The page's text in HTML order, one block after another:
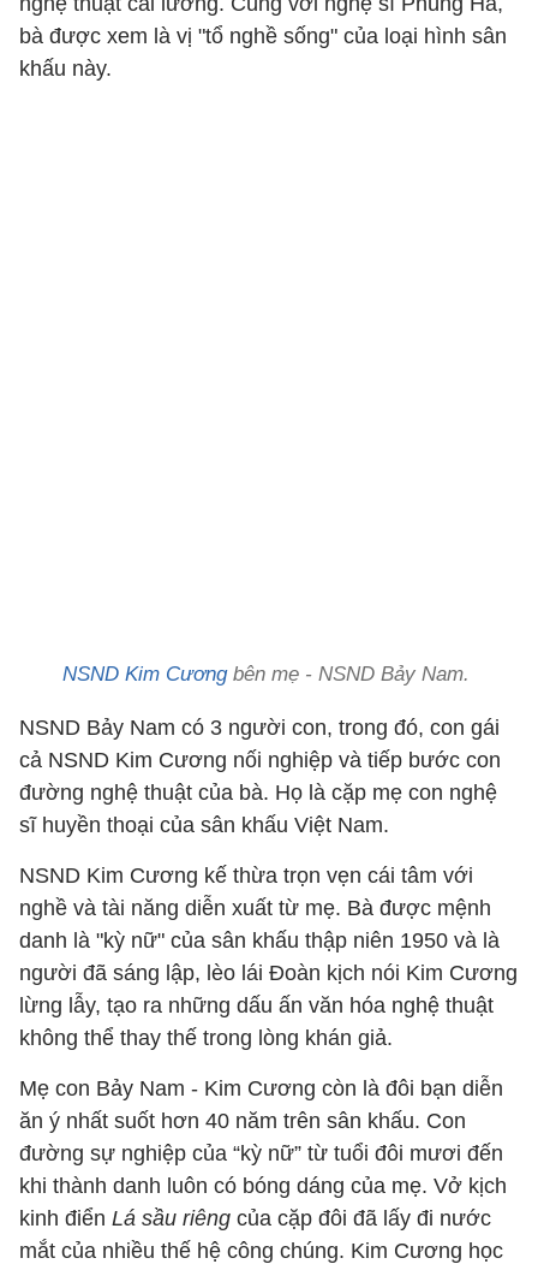
bà được xem là vị "tổ nghề sống" của loại hình sân
khấu này.
NSND Kim Cươngbên mẹ - NSND Bảy Nam.
NSND Bảy Nam có 3 người con, trong đó, con gái
cả NSND Kim Cương nối nghiệp và tiếp bước con
đường nghệ thuật của bà. Họ là cặp mẹ con nghệ
sĩ huyền thoại của sân khấu Việt Nam.
NSND Kim Cương kế thừa trọn vẹn cái tâm với
nghề và tài năng diễn xuất từ mẹ. Bà được mệnh
danh là "kỳ nữ" của sân khấu thập niên 1950 và là
người đã sáng lập, lèo lái Đoàn kịch nói Kim Cương
lừng lẫy, tạo ra những dấu ấn văn hóa nghệ thuật
không thể thay thế trong lòng khán giả.
Mẹ con Bảy Nam - Kim Cương còn là đôi bạn diễn
ăn ý nhất suốt hơn 40 năm trên sân khấu. Con
đường sự nghiệp của “kỳ nữ” từ tuổi đôi mươi đến
khi thành danh luôn có bóng dáng của mẹ. Vở kịch
kinh điển Lá sầu riêng của cặp đôi đã lấy đi nước
mắt của nhiều thế hệ công chúng. Kim Cương học